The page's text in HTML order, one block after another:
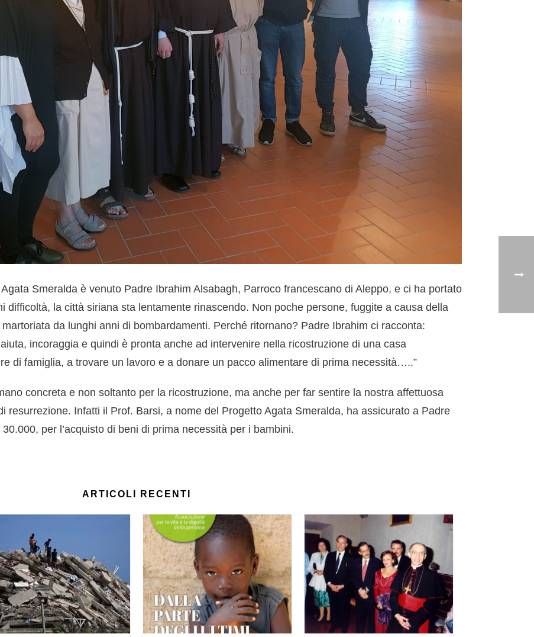
Smeralda è venuto Padre Ibrahim Alsabagh, Parroco francescano di Aleppo, e ci ha portato
difficoltà, la città siriana sta lentamente rinascendo. Non poche persone, fuggite a causa della
da lunghi anni di bombardamenti. Perché ritornano? Padre Ibrahim ci racconta:
incoraggia e quindi è pronta anche ad intervenire nella ricostruzione di una casa
di famiglia, a trovare un lavoro e a donare un pacco alimentare di prima necessità…..”
concreta e non soltanto per la ricostruzione, ma anche per far sentire la nostra affettuosa
resurrezione. Infatti il Prof. Barsi, a nome del Progetto Agata Smeralda, ha assicurato a Padre
per l’acquisto di beni di prima necessità per i bambini.
ARTICOLI RECENTI